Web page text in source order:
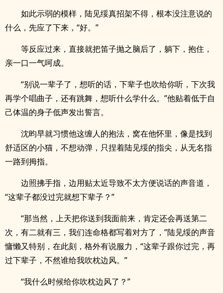
如此示弱的模样，陆见绥真招架不得，根本没注意说的
什么，先应了下来，“好。”
等反应过来，直接就把笛子抛之脑后了，躺下，抱住，
亲一口一气呵成。
“别说一辈子了，想听的话，下辈子也吹给你听，下次我
再学个唱曲子，还有跳舞，想听什么学什么。”他贴着低于自
己体温的身子低声发出誓言。
沈昀早就习惯他这缠人的抱法，窝在他怀里，像是找到
舒适区的小猫，不想动弹，只捏着陆见绥的指尖，从无名指
一路到拇指。
边照拂手指，边用贴太近导致不太方便说话的声音道，
“这辈子都没过完就想下辈子？”
“那当然，上天把你送到我面前来，肯定还会再送第二
次，有二就有三，我们连命格都写着对方了，”陆见绥的声音
慵懒又特别，在此刻，格外有说服力，“这辈子跟你过完，再
过下辈子，不然谁给我吹枕边风。”
“我什么时候给你吹枕边风了？”